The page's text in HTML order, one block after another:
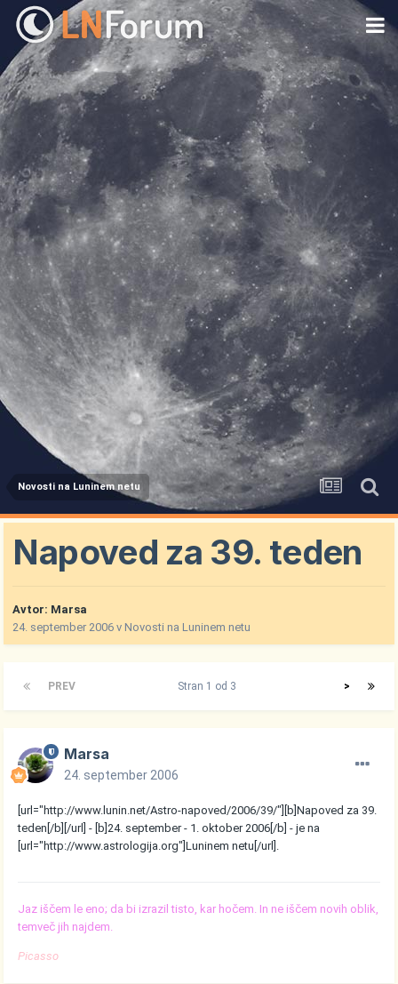
Novosti na Luninem netu
Napoved za 39. teden
Avtor: Marsa
24. september 2006 vNovosti na Luninem netu
PREV >
Stran 1 od 3
Marsa
24. september 2006
[url="http://www.lunin.net/Astro-napoved/2006/39/"][b]Napoved za 39.
teden[/b][/url] - [b]24. september - 1. oktober 2006[/b] - je na
[url="http://www.astrologija.org"]Luninem netu[/url].
Jaz iščem le eno; da bi izrazil tisto, kar hočem. In ne iščem novih oblik,
temveč jih najdem.
Picasso